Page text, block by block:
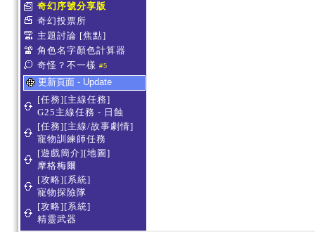
奇幻序號分享版
奇幻投票所
主題討論 [焦點]
角色名字顏色計算器
奇怪？不一樣 #5
更新頁面 - Update
[任務][主線任務]
G25主線任務 - 日蝕
[任務][主線/故事劇情]
寵物訓練師任務
[遊戲簡介][地圖]
摩格梅爾
[攻略][系統]
寵物探險隊
[攻略][系統]
精靈武器